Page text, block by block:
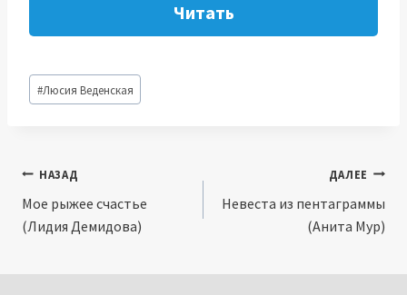
Читать
Метки
записи:
#Люсия Веденская
Навигация
по
НАЗАД
Мое рыжее счастье
(Лидия Демидова)
ДАЛЕЕ
Невеста из пентаграммы
(Анита Мур)